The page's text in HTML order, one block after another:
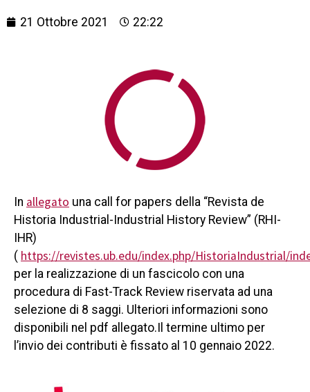
21 Ottobre 2021 22:22
In allegato una call for papers della “Revista de
Historia Industrial-Industrial History Review” (RHI-
IHR)
( https://revistes.ub.edu/index.php/HistoriaIndustrial/
per la realizzazione di un fascicolo con una
procedura di Fast-Track Review riservata ad una
selezione di 8 saggi. Ulteriori informazioni sono
disponibili nel pdf allegato.Il termine ultimo per
l’invio dei contributi è fissato al 10 gennaio 2022.